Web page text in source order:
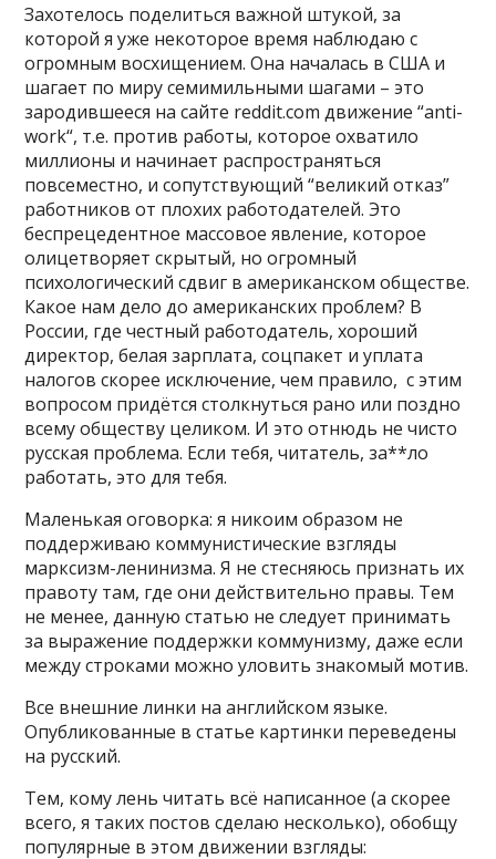
Захотелось поделиться важной штукой, за
которой я уже некоторое время наблюдаю с
огромным восхищением. Она началась в США и
шагает по миру семимильными шагами – это
зародившееся на сайте reddit.com движение “anti-
work“, т.е. против работы, которое охватило
миллионы и начинает распространяться
повсеместно, и сопутствующий “великий отказ”
работников от плохих работодателей. Это
беспрецедентное массовое явление, которое
олицетворяет скрытый, но огромный
психологический сдвиг в американском обществе.
Какое нам дело до американских проблем? В
России, где честный работодатель, хороший
директор, белая зарплата, соцпакет и уплата
налогов скорее исключение, чем правило, с этим
вопросом придётся столкнуться рано или поздно
всему обществу целиком. И это отнюдь не чисто
русская проблема. Если тебя, читатель, за**ло
работать, это для тебя.
Маленькая оговорка: я никоим образом не
поддерживаю коммунистические взгляды
марксизм-ленинизма. Я не стесняюсь признать их
правоту там, где они действительно правы. Тем
не менее, данную статью не следует принимать
за выражение поддержки коммунизму, даже если
между строками можно уловить знакомый мотив.
Все внешние линки на английском языке.
Опубликованные в статье картинки переведены
на русский.
Тем, кому лень читать всё написанное (а скорее
всего, я таких постов сделаю несколько), обобщу
популярные в этом движении взгляды: